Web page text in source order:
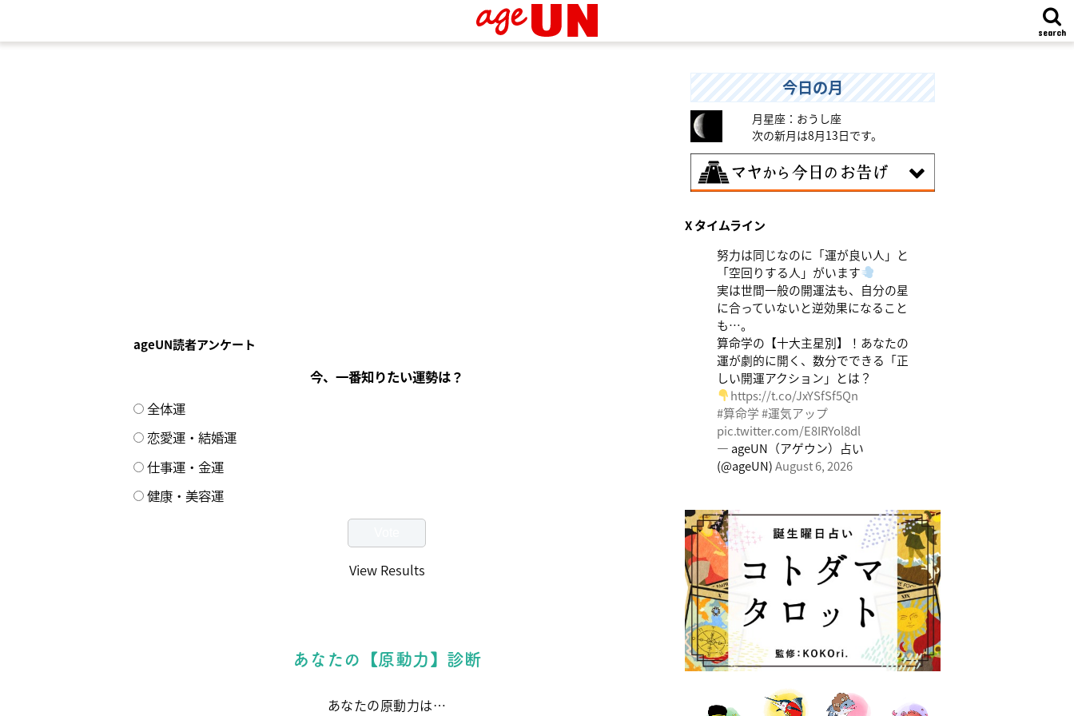
search
ageUN読者アンケート
今、一番知りたい運勢は？
全体運
恋愛運・結婚運
仕事運・金運
健康・美容運
View Results
あなたの【原動力】診断
あなたの原動力は…
今日の月
月星座：おうし座
次の新月は8月13日です。
伝統や歴史的な過去のやり方・道筋を踏襲
統を乗り越えるひらめきを。
X タイムライン
努力は同じなのに「運が良い人」と
「空回りする人」がいます
実は世間一般の開運法も、自分の星
に合っていないと逆効果になること
も…。
算命学の【十大主星別】！あなたの
運が劇的に開く、数分でできる「正
しい開運アクション」とは？
https://t.co/JxYSfSf5Qn
#算命学#運気アップ
pic.twitter.com/E8IRYol8dl
— ageUN（アゲウン）占い
(@ageUN)August 6, 2026